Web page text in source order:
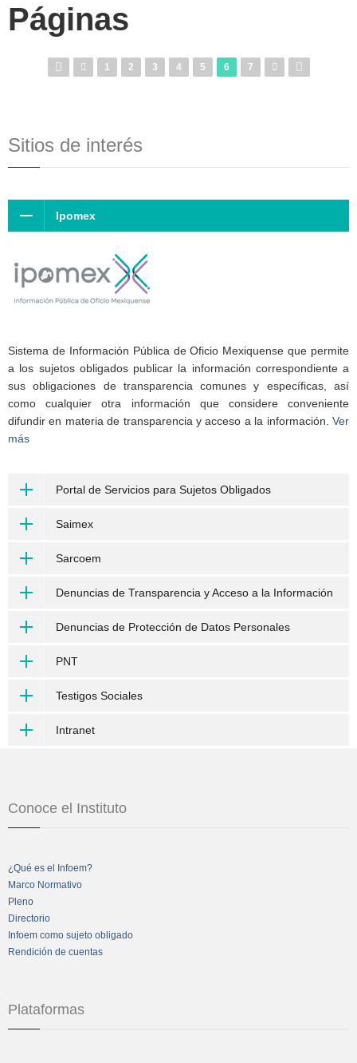
Páginas
1 2 3 4 5 6 7
Sitios de interés
Ipomex
Sistema de Información Pública de Oficio Mexiquense que permite
a los sujetos obligados publicar la información correspondiente a
sus obligaciones de transparencia comunes y específicas, así
como cualquier otra información que considere conveniente
difundir en materia de transparencia y acceso a la información. Ver
más
Portal de Servicios para Sujetos Obligados
Saimex
Sarcoem
Denuncias de Transparencia y Acceso a la Información
Denuncias de Protección de Datos Personales
PNT
Testigos Sociales
Intranet
Conoce el Instituto
¿Qué es el Infoem?
Marco Normativo
Pleno
Directorio
Infoem como sujeto obligado
Rendición de cuentas
Plataformas